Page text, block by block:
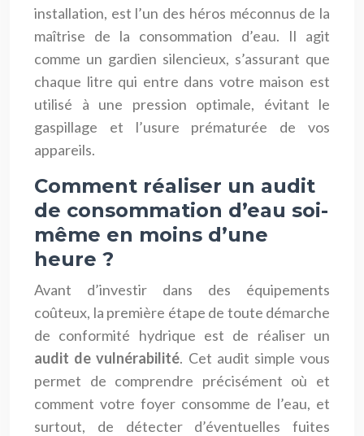
installation, est l’un des héros méconnus de la
maîtrise de la consommation d’eau. Il agit
comme un gardien silencieux, s’assurant que
chaque litre qui entre dans votre maison est
utilisé à une pression optimale, évitant le
gaspillage et l’usure prématurée de vos
appareils.
Comment réaliser un audit
de consommation d’eau soi-
même en moins d’une
heure ?
Avant d’investir dans des équipements
coûteux, la première étape de toute démarche
de conformité hydrique est de réaliser un
audit de vulnérabilité. Cet audit simple vous
permet de comprendre précisément où et
comment votre foyer consomme de l’eau, et
surtout, de détecter d’éventuelles fuites